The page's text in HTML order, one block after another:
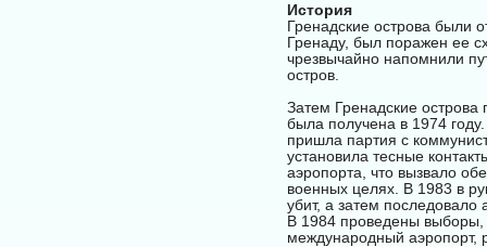
История
Гренадские острова были
Гренаду, был поражен ее
чрезвычайно напомнили
остров.
Затем Гренадские
была получена в 1974
пришла партия с
установила тесные
аэропорта, что вызвало
военных целях. В 1983 в
убит, а затем
В 1984 проведены выборы,
международный аэропорт,